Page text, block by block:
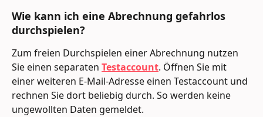
Wie kann ich eine Abrechnung gefahrlos
durchspielen?
Zum freien Durchspielen einer Abrechnung nutzen
Sie einen separaten Testaccount. Öffnen Sie mit
einer weiteren E-Mail-Adresse einen Testaccount und
rechnen Sie dort beliebig durch. So werden keine
ungewollten Daten gemeldet.